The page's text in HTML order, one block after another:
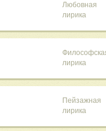
Любовная
лирика
лирика
Пейзажная
лирика